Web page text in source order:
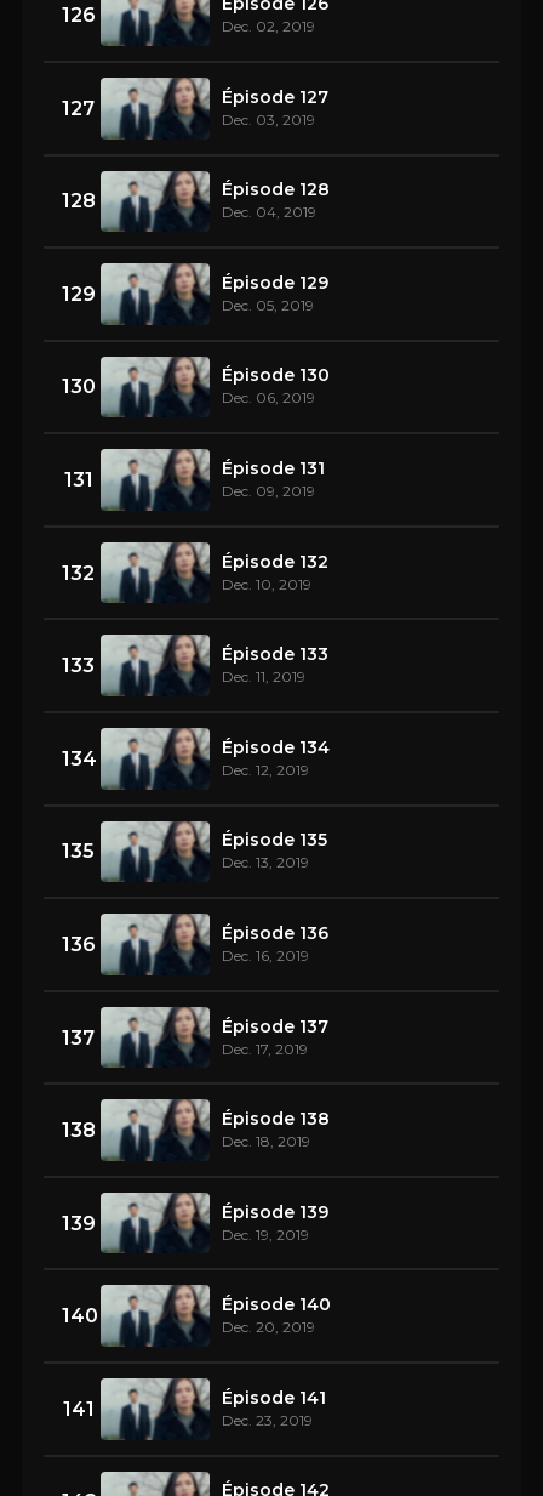
126 Dec. 02, 2019
127 Épisode 127
Dec. 03, 2019
128 Épisode 128
Dec. 04, 2019
129 Épisode 129
Dec. 05, 2019
130 Épisode 130
Dec. 06, 2019
131 Épisode 131
Dec. 09, 2019
132 Épisode 132
Dec. 10, 2019
133 Épisode 133
Dec. 11, 2019
134 Épisode 134
Dec. 12, 2019
135 Épisode 135
Dec. 13, 2019
136 Épisode 136
Dec. 16, 2019
137 Épisode 137
Dec. 17, 2019
138 Épisode 138
Dec. 18, 2019
139 Épisode 139
Dec. 19, 2019
140 Épisode 140
Dec. 20, 2019
141 Épisode 141
Dec. 23, 2019
Épisode 142